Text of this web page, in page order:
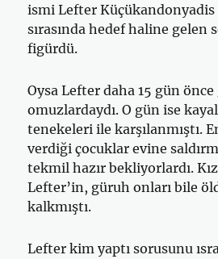
ismi Lefter Küçükandonyadis
sırasında hedef haline gelen
figürdü.
Oysa Lefter daha 15 gün önce
omuzlardaydı. O gün ise
tenekeleri ile karşılanmıştı.
verdiği çocuklar evine
tekmil hazır bekliyorlardı.
Lefter’in, güruh onları bile
kalkmıştı.
Lefter kim yaptı sorusunu